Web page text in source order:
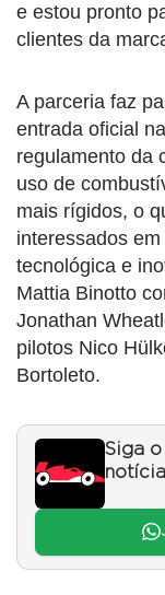
e estou pronto
clientes da
A parceria faz
entrada oficial
regulamento da
uso de
mais rígidos, o
interessados
tecnológica e
Mattia Binotto
Jonathan
pilotos Nico
Bortoleto.
Siga o